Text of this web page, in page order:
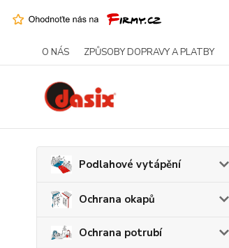
O NÁS ZPŮSOBY DOPRAVY A PLATBY
Podlahové vytápění
Ochrana okapů
Ochrana potrubí